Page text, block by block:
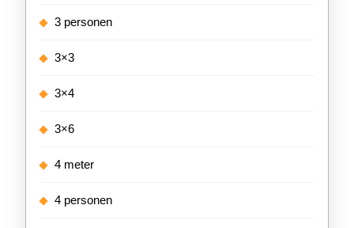
3 personen
3×3
3×4
3×6
4 meter
4 personen